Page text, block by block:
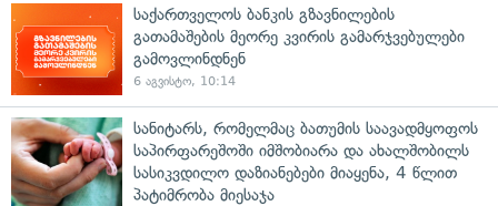
საქართველოს ბანკის გზავნილების
გათამაშების მეორე კვირის გამარჯვებულები
გამოვლინდნენ
6 აგვისტო, 10:14
სანიტარს, რომელმაც ბათუმის საავადმყოფოს
საპირფარეშოში იმშობიარა და ახალშობილს
სასიკვდილო დაზიანებები მიაყენა, 4 წლით
პატიმრობა მიესაჯა